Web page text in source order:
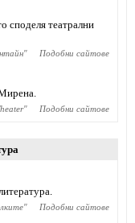
споделя театрални
" Подобни сайтове
" Подобни сайтове
" Подобни сайтове